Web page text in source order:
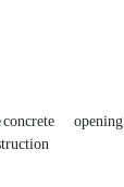
opening